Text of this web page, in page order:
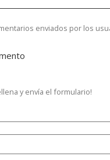
enviados por los
y envía el formulario!